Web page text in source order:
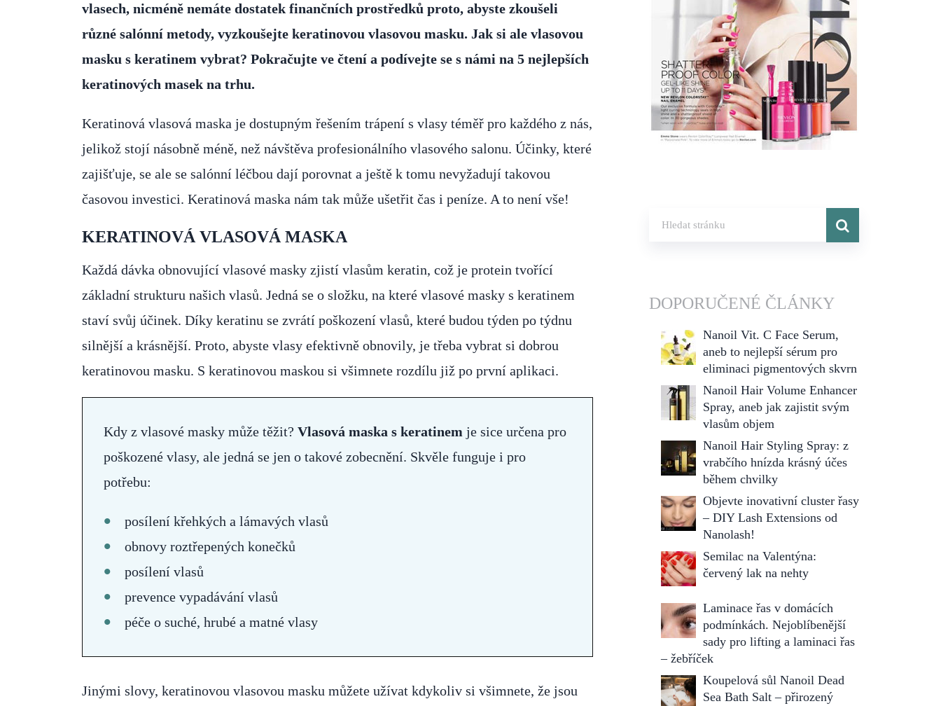
vlasech, nicméně nemáte dostatek finančních prostředků proto, abyste zkoušeli
různé salónní metody, vyzkoušejte keratinovou vlasovou masku. Jak si ale vlasovou
masku s keratinem vybrat? Pokračujte ve čtení a podívejte se s námi na 5 nejlepších
keratinových masek na trhu.
Keratinová vlasová maska je dostupným řešením trápení s vlasy téměř pro každého z nás,
jelikož stojí násobně méně, než návštěva profesionálního vlasového salonu. Účinky, které
zajišťuje, se ale se salónní léčbou dají porovnat a ještě k tomu nevyžadují takovou
časovou investici. Keratinová maska nám tak může ušetřit čas i peníze. A to není vše!
KERATINOVÁ VLASOVÁ MASKA
Každá dávka obnovující vlasové masky zjistí vlasům keratin, což je protein tvořící
základní strukturu našich vlasů. Jedná se o složku, na které vlasové masky s keratinem
staví svůj účinek. Díky keratinu se zvrátí poškození vlasů, které budou týden po týdnu
silnější a krásnější. Proto, abyste vlasy efektivně obnovily, je třeba vybrat si dobrou
keratinovou masku. S keratinovou maskou si všimnete rozdílu již po první aplikaci.
Kdy z vlasové masky může těžit? Vlasová maska s keratinem je sice určena pro
poškozené vlasy, ale jedná se jen o takové zobecnění. Skvěle funguje i pro
potřebu:
posílení křehkých a lámavých vlasů
obnovy roztřepených konečků
posílení vlasů
prevence vypadávání vlasů
péče o suché, hrubé a matné vlasy
Jinými slovy, keratinovou vlasovou masku můžete užívat kdykoliv si všimnete, že jsou
DOPORUČENÉ ČLÁNKY
Nanoil Vit. C Face Serum,
aneb to nejlepší sérum pro
eliminaci pigmentových skvrn
Nanoil Hair Volume Enhancer
Spray, aneb jak zajistit svým
vlasům objem
Nanoil Hair Styling Spray: z
vrabčího hnízda krásný účes
během chvilky
Objevte inovativní cluster řasy
– DIY Lash Extensions od
Nanolash!
Semilac na Valentýna:
červený lak na nehty
Laminace řas v domácích
podmínkách. Nejoblíbenější
sady pro lifting a laminaci řas
– žebříček
Koupelová sůl Nanoil Dead
Sea Bath Salt – přirozený